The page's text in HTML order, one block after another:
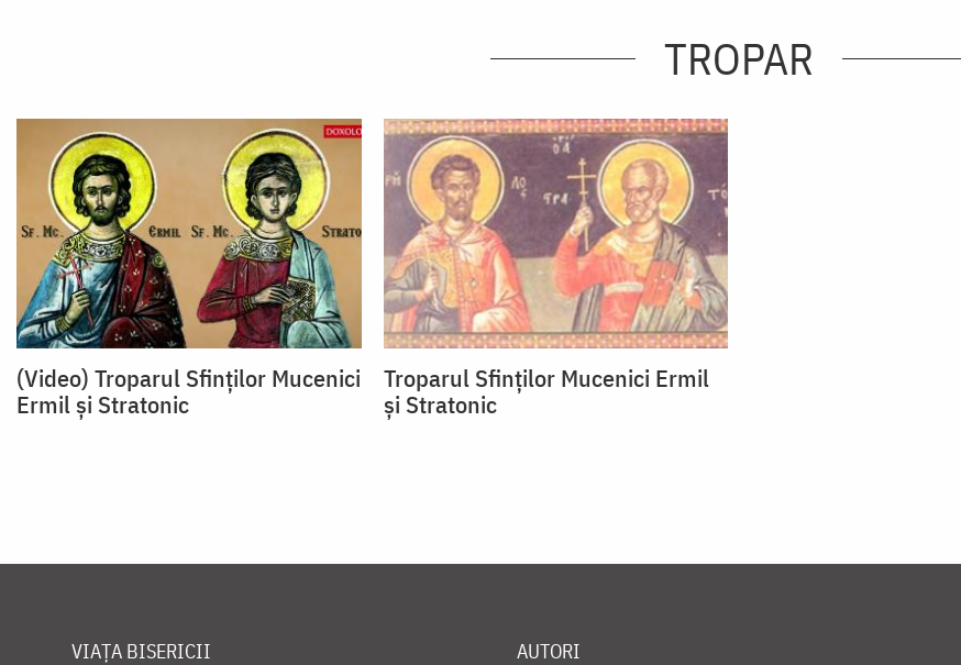
TROPAR
(Video) Troparul Sfinților Mucenici
Ermil și Stratonic
Troparul Sfinţilor Mucenici Ermil
şi Stratonic
VIAȚA BISERICII
AUTORI